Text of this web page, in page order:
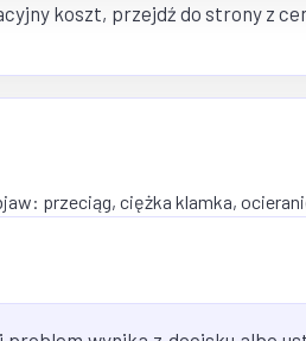
koszt, przejdź do strony z
przeciąg, ciężka klamka,